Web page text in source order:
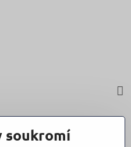
soukromí